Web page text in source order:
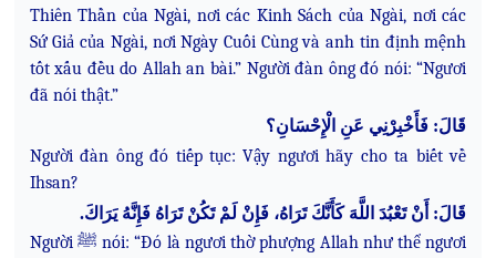
Thiên Thần của Ngài, nơi các Kinh Sách của Ngài, nơi các
Sứ Giả của Ngài, nơi Ngày Cuối Cùng và anh tin định mệnh
tốt xấu đều do Allah an bài.” Người đàn ông đó nói: “Ngươi
đã nói thật.”
قَالَ: فَأَخْبِرْنِي عَنِ الْإِحْسَانِ؟
Người đàn ông đó tiếp tục: Vậy ngươi hãy cho ta biết về
Ihsan?
قَالَ: أَنْ تَعْبُدَ اللَّهَ كَأَنَّكَ تَرَاهُ، فَإِنْ لَمْ تَكُنْ تَرَاهُ فَإِنَّهُ يَرَاكَ.
Người ﷺ nói: “Đó là ngươi thờ phượng Allah như thể ngươi